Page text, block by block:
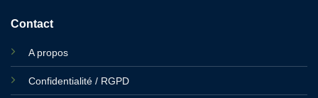
Contact
A propos
Confidentialité / RGPD